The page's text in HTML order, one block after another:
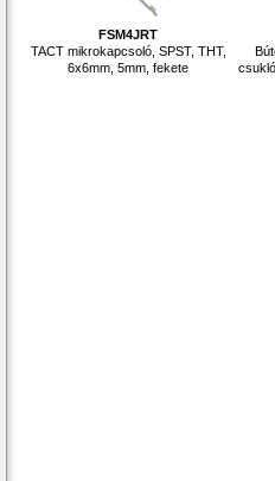
FSM4JRT
TACT mikrokapcsoló, SPST, THT,
6x6mm, 5mm, fekete